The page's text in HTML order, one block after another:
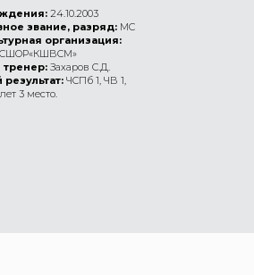
24.10.2003
звание, разряд: МС
организация:
Захаров С.Д.
ЧСПб 1, ЧВ 1,
3 место.